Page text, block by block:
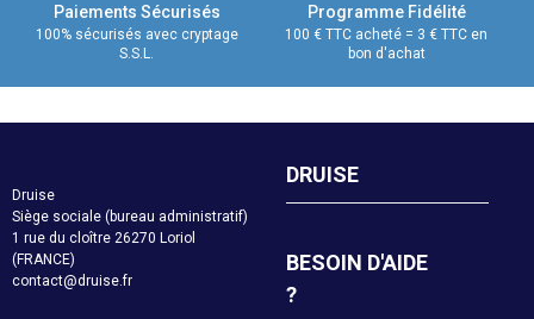
Paiements Sécurisés
100% sécurisés avec cryptage
S.S.L.
Programme Fidélité
100 € TTC acheté = 3 € TTC en
bon d'achat
Druise
Siège sociale (bureau administratif)
1 rue du cloître 26270 Loriol
(FRANCE)
contact@druise.fr
DRUISE
BESOIN D'AIDE
?